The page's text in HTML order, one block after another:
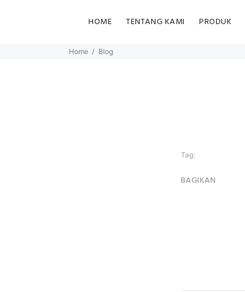
HOME TENTANG KAMI PRODUK
Home Blog
Tag:
BAGIKAN